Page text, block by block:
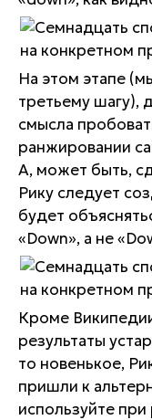
На этом этапе
третьему шагу),
смысла
ранжировании
А, может быть,
Рику следует
будет
«Down», а не
Кроме
результаты
то новенькое,
пришли к
используйте